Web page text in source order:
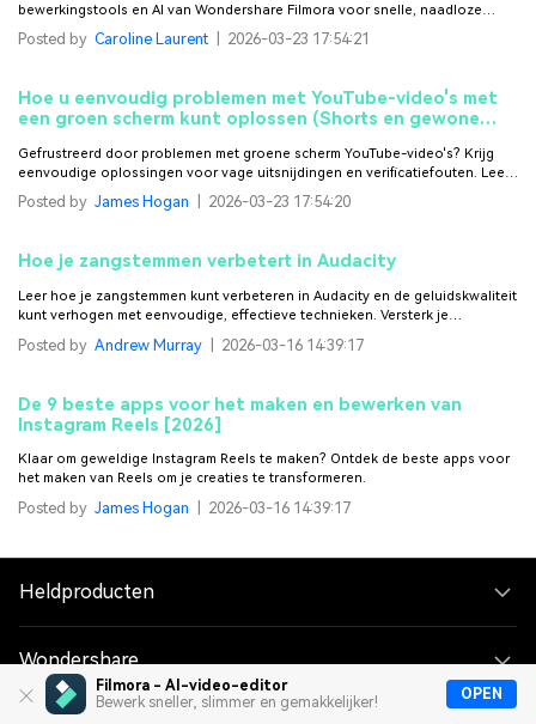
Filmora - AI-video-editor
Bewerk sneller, slimmer en gemakkelijker!
OPEN
bewerkingstools en AI van Wondershare Filmora voor snelle, naadloze
resultaten.
Posted by Caroline Laurent 2026-03-23 17:54:21
Hoe u eenvoudig problemen met YouTube-video's met
een groen scherm kunt oplossen (Shorts en gewone
Gefrustreerd door problemen met groene scherm YouTube-video's? Krijg
eenvoudige oplossingen voor vage uitsnijdingen en verificatiefouten. Leer
hoe je Filmora (beste alternatief) gebruikt voor professionele chroma key-
effecten!
Posted by James Hogan 2026-03-23 17:54:20
Hoe je zangstemmen verbetert in Audacity
Leer hoe je zangstemmen kunt verbeteren in Audacity en de geluidskwaliteit
kunt verhogen met eenvoudige, effectieve technieken. Versterk je
stemopnames en maak ze professioneel.
Posted by Andrew Murray 2026-03-16 14:39:17
De 9 beste apps voor het maken en bewerken van
Instagram Reels [2026]
Klaar om geweldige Instagram Reels te maken? Ontdek de beste apps voor
het maken van Reels om je creaties te transformeren.
Posted by James Hogan 2026-03-16 14:39:17
Heldproducten
Wondershare